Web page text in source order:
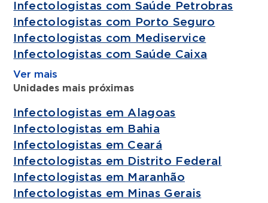
Infectologistas com Saúde Petrobras
Infectologistas com Porto Seguro
Infectologistas com Mediservice
Infectologistas com Saúde Caixa
Ver mais
Unidades mais próximas
Infectologistas em Alagoas
Infectologistas em Bahia
Infectologistas em Ceará
Infectologistas em Distrito Federal
Infectologistas em Maranhão
Infectologistas em Minas Gerais